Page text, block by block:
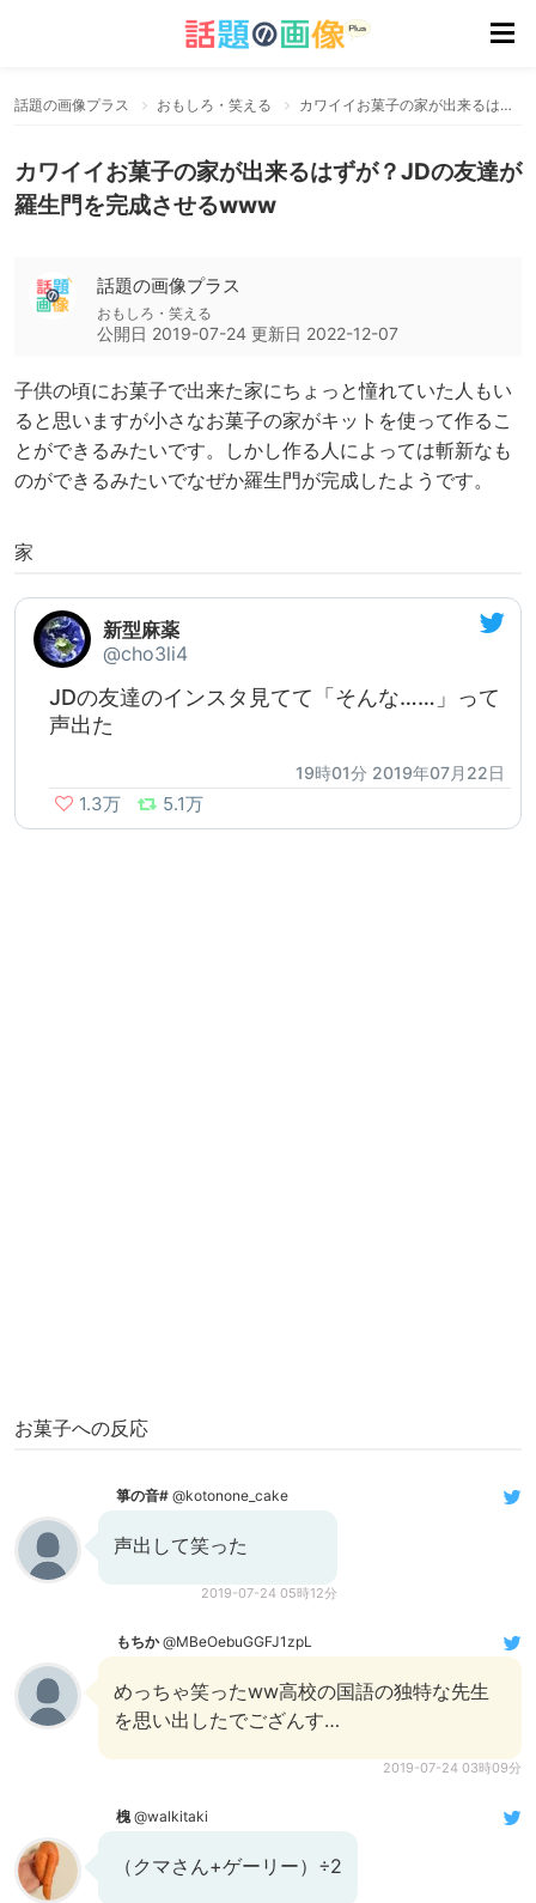
話題の画像プラス おもしろ・笑える カワイイお菓子の家が出来るはずが？JDの友達が羅生門を完成させるwww
カワイイお菓子の家が出来るはずが？JDの友達が
羅生門を完成させるwww
話題の画像プラス
おもしろ・笑える
公開日 2019-07-24 更新日 2022-12-07
子供の頃にお菓子で出来た家にちょっと憧れていた人もい
ると思いますが小さなお菓子の家がキットを使って作るこ
とができるみたいです。しかし作る人によっては斬新なも
のができるみたいでなぜか羅生門が完成したようです。
家
新型麻薬
@cho3li4
JDの友達のインスタ見てて「そんな……」って
声出た
19時01分 2019年07月22日
1.3万 5.1万
お菓子への反応
箏の音# @kotonone_cake
声出して笑った
2019-07-24 05時12分
もちか@MBeOebuGGFJ1zpL
めっちゃ笑ったww高校の国語の独特な先生
を思い出したでござんす…
2019-07-24 03時09分
槐@walkitaki
（クマさん+ゲーリー）÷2